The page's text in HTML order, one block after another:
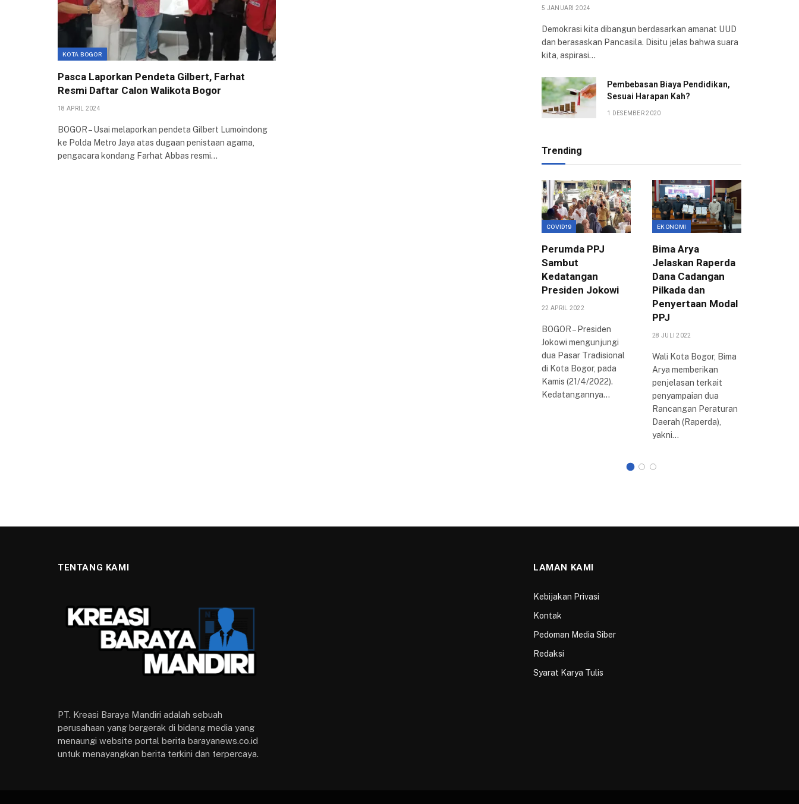
KOTA BOGOR
Pasca Laporkan Pendeta Gilbert, Farhat
Resmi Daftar Calon Walikota Bogor
18 APRIL 2024
BOGOR – Usai melaporkan pendeta Gilbert Lumoindong
ke Polda Metro Jaya atas dugaan penistaan agama,
pengacara kondang Farhat Abbas resmi…
5 JANUARI 2024
Demokrasi kita dibangun berdasarkan amanat UUD
dan berasaskan Pancasila. Disitu jelas bahwa suara
kita, aspirasi…
Pembebasan Biaya Pendidikan,
Sesuai Harapan Kah?
1 DESEMBER 2020
Trending
COVID19
Perumda PPJ
Sambut
Kedatangan
Presiden Jokowi
22 APRIL 2022
BOGOR – Presiden
Jokowi mengunjungi
dua Pasar Tradisional
di Kota Bogor, pada
Kamis (21/4/2022).
Kedatangannya…
EKONOMI
Bima Arya
Jelaskan Raperda
Dana Cadangan
Pilkada dan
Penyertaan Modal
PPJ
28 JULI 2022
Wali Kota Bogor, Bima
Arya memberikan
penjelasan terkait
penyampaian dua
Rancangan Peraturan
Daerah (Raperda),
yakni…
TENTANG KAMI
PT. Kreasi Baraya Mandiri adalah sebuah
perusahaan yang bergerak di bidang media yang
menaungi website portal berita barayanews.co.id
untuk menayangkan berita terkini dan terpercaya.
LAMAN KAMI
Kebijakan Privasi
Kontak
Pedoman Media Siber
Redaksi
Syarat Karya Tulis